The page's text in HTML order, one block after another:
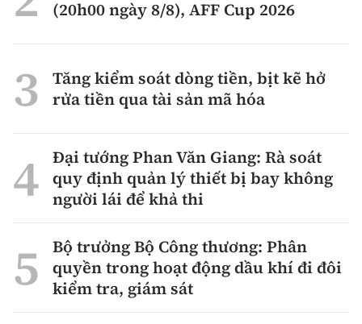
(20h00 ngày 8/8), AFF Cup 2026
Tăng kiểm soát dòng tiền, bịt kẽ hở
rửa tiền qua tài sản mã hóa
Đại tướng Phan Văn Giang: Rà soát
quy định quản lý thiết bị bay không
người lái để khả thi
Bộ trưởng Bộ Công thương: Phân
quyền trong hoạt động dầu khí đi đôi
kiểm tra, giám sát